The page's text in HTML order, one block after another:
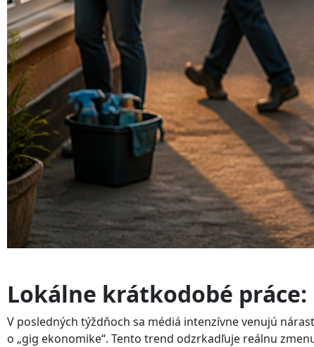
Lokálne krátkodobé
V posledných týždňoch sa médiá intenzívne venujú
o „gig ekonomike“. Tento trend odzrkadľuje reálnu